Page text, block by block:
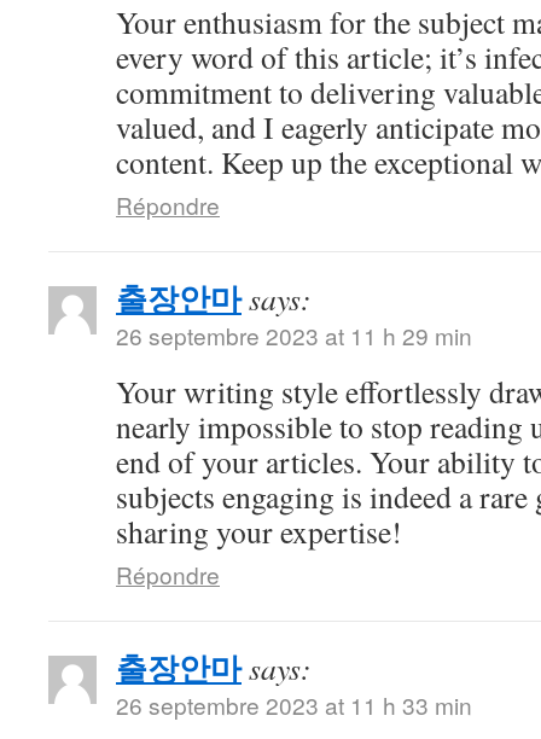
Your enthusiasm for the subject
every word of this article; it’s
commitment to delivering
valued, and I eagerly anticipate
content. Keep up the exceptional
Répondre
출장안마says:
26 septembre 2023 at 11 h 29 min
Your writing style effortlessly
nearly impossible to stop reading
end of your articles. Your ability
subjects engaging is indeed a
sharing your expertise!
Répondre
출장안마says:
26 septembre 2023 at 11 h 33 min